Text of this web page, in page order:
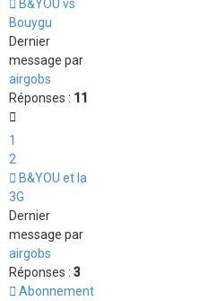
B&YOU vs
Bouygu
Dernier
message par
airgobs
Réponses : 11
1
2
B&YOU et la
3G
Dernier
message par
airgobs
Réponses : 3
Abonnement